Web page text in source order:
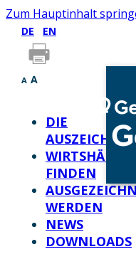
Zum Hauptinhalt
DE EN
A A
DIE
WIRTSHÄUSER
FINDEN
WERDEN
NEWS
DOWNLOADS